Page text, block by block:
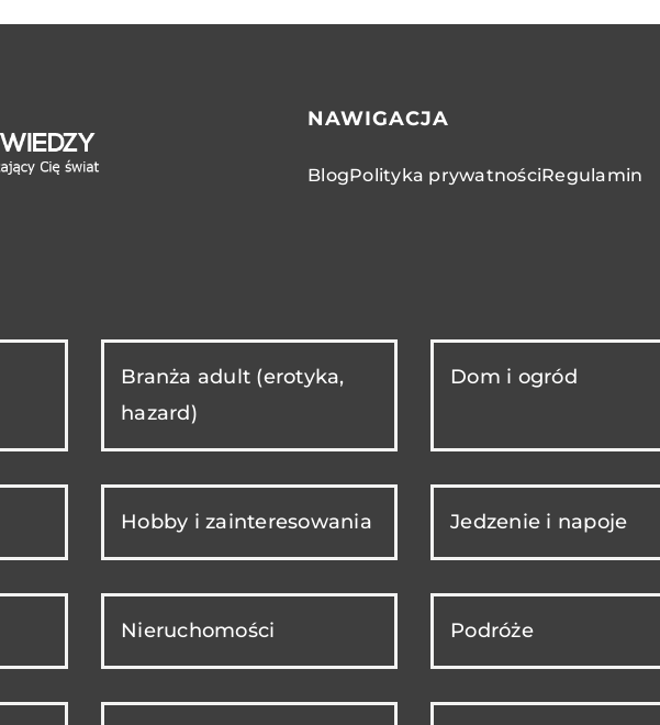
NAWIGACJA
BlogPolityka prywatnościRegulamin
Branża adult (erotyka,
hazard)
Dom i ogród
Hobby i zainteresowania Jedzenie i napoje
Nieruchomości Podróże